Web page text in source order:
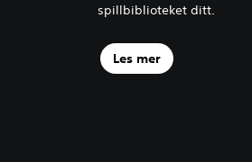
spillbiblioteket ditt.
Les mer